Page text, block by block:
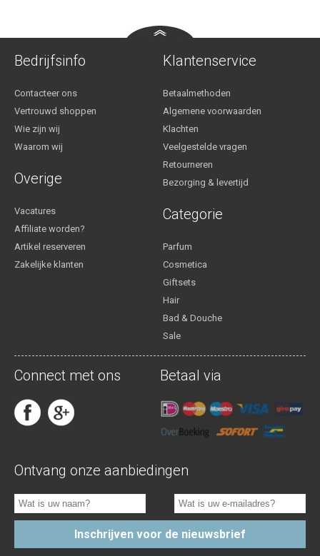
Bedrijfsinfo
Contacteer ons
Vertrouwd shoppen
Wie zijn wij
Waarom wij
Klantenservice
Betaalmethoden
Algemene voorwaarden
Klachten
Veelgestelde vragen
Retourneren
Bezorging & levertijd
Overige
Vacatures
Affiliate worden?
Artikel reserveren
Zakelijke klanten
Categorie
Parfum
Cosmetica
Giftsets
Hair
Bad & Douche
Sale
Connect met ons Betaal via
Ontvang onze aanbiedingen